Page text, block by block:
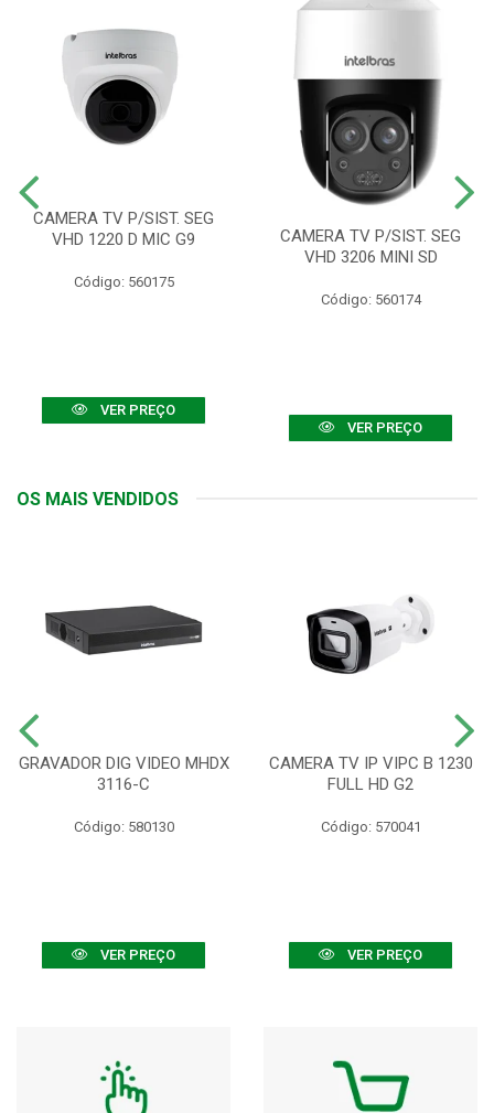
CAMERA TV P/SIST. SEG
VHD 1220 D MIC G9
Código: 560175
VER PREÇO
CAMERA TV P/SIST. SEG
VHD 3206 MINI SD
Código: 560174
VER PREÇO
OS MAIS VENDIDOS
GRAVADOR DIG VIDEO MHDX
3116-C
Código: 580130
VER PREÇO
CAMERA TV IP VIPC B 1230
FULL HD G2
Código: 570041
VER PREÇO